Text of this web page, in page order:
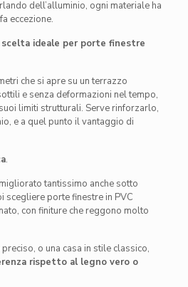
dell’alluminio, ogni materiale ha
eccezione.
scelta ideale per porte finestre
che si apre su un terrazzo
e senza deformazioni nel tempo,
limiti strutturali. Serve rinforzarlo,
e a quel punto il vantaggio di
.
tantissimo anche sotto
scegliere porte finestre in PVC
con finiture che reggono molto
o una casa in stile classico,
rispetto al legno vero o